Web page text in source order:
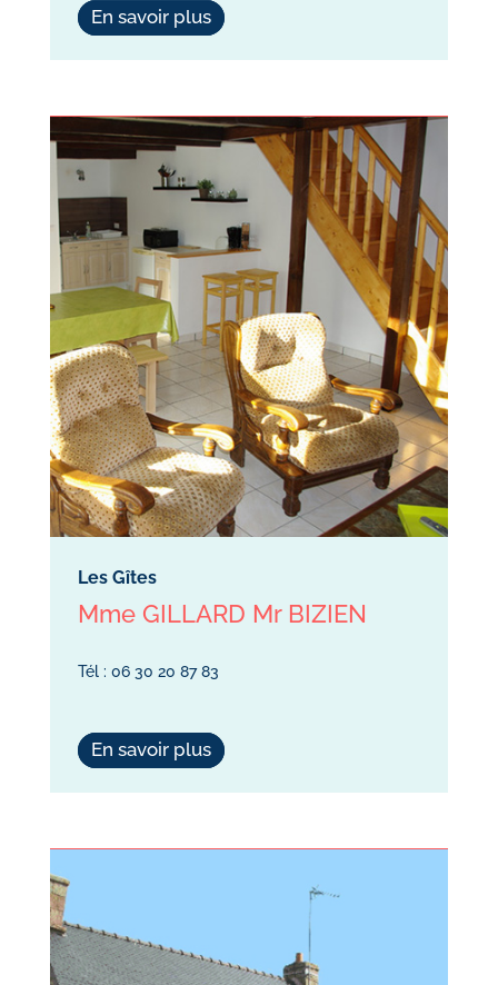
En savoir plus
Les Gîtes
Mme GILLARD Mr BIZIEN
Tél : 06 30 20 87 83
En savoir plus